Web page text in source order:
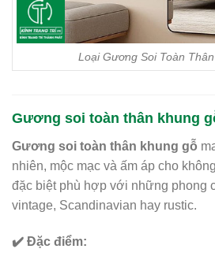
Loại Gương Soi Toàn
Gương soi toàn thân khung
Gương soi toàn thân khung gỗ
nhiên, mộc mạc và ấm áp cho
đặc biệt phù hợp với những phong
vintage, Scandinavian hay rustic.
✔️ Đặc điểm: